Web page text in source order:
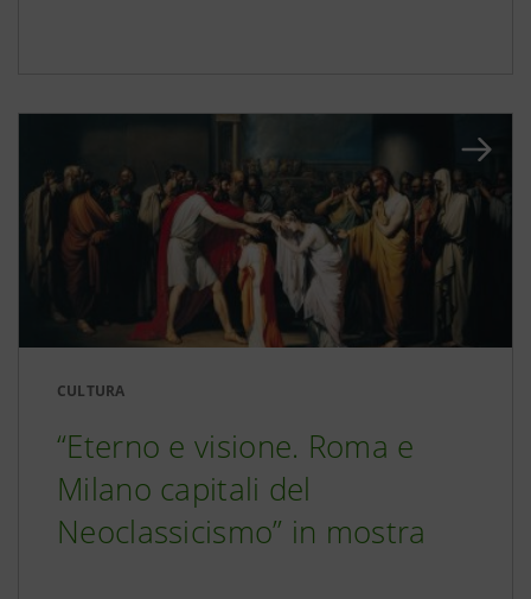
CULTURA
“Eterno e visione. Roma e
Milano capitali del
Neoclassicismo” in mostra